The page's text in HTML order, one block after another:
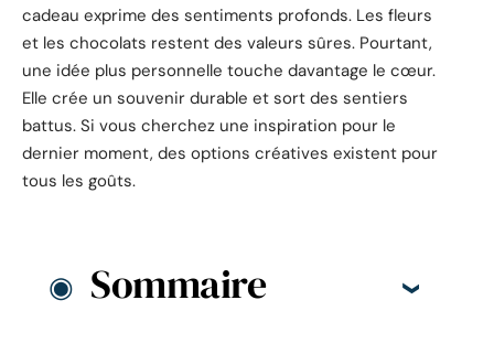
cadeau exprime des sentiments profonds. Les fleurs
et les chocolats restent des valeurs sûres. Pourtant,
une idée plus personnelle touche davantage le cœur.
Elle crée un souvenir durable et sort des sentiers
battus. Si vous cherchez une inspiration pour le
dernier moment, des options créatives existent pour
tous les goûts.
Sommaire